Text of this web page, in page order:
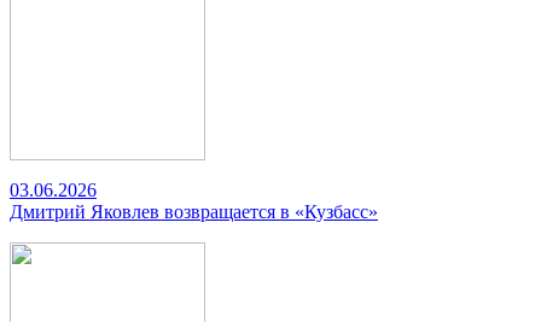
03.06.2026
Дмитрий Яковлев возвращается в «Кузбасс»